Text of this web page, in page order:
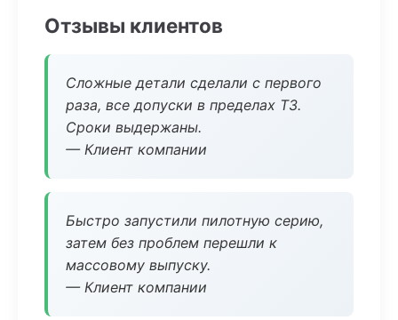
Отзывы клиентов
Сложные детали сделали с первого
раза, все допуски в пределах ТЗ.
Сроки выдержаны.
— Клиент компании
Быстро запустили пилотную серию,
затем без проблем перешли к
массовому выпуску.
— Клиент компании